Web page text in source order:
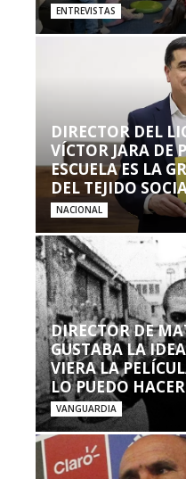
ENTREVISTAS
DIRECTOR DEL
VÍCTOR JARA DE
ESCUELA ES LA
DEL TEJIDO
NACIONAL
DIRECTOR DE
GUSTABA LA
VIERA LA
LO PUEDO
VANGUARDIA